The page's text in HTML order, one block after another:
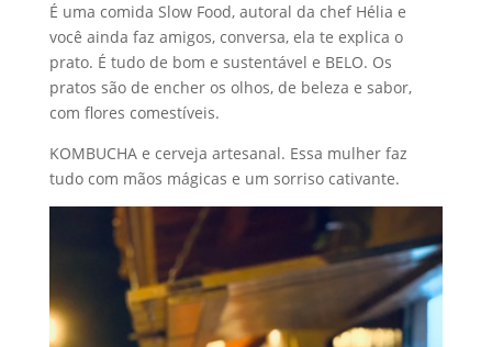
É uma comida Slow Food, autoral da chef Hélia e
você ainda faz amigos, conversa, ela te explica o
prato. É tudo de bom e sustentável e BELO. Os
pratos são de encher os olhos, de beleza e sabor,
com flores comestíveis.
KOMBUCHA e cerveja artesanal. Essa mulher faz
tudo com mãos mágicas e um sorriso cativante.